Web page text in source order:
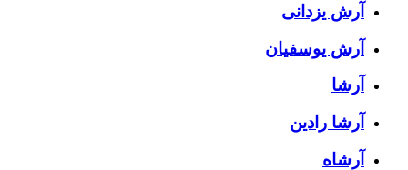
آرش یزدانی
آرش یوسفیان
آرشا
آرشا رادین
آرشاه